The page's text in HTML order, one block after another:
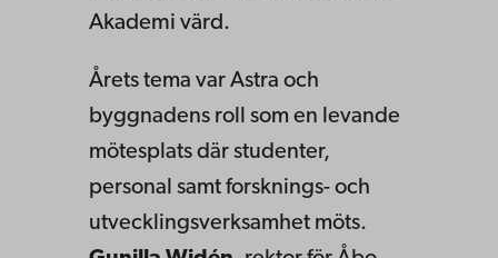
Akademi värd.
Årets tema var Astra och
byggnadens roll som en levande
mötesplats där studenter,
personal samt forsknings- och
utvecklingsverksamhet möts.